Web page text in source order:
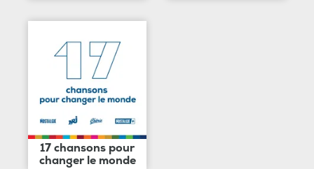
17 chansons pour
changer le monde